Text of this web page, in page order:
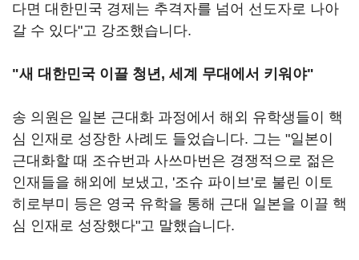
다면 대한민국 경제는 추격자를 넘어 선도자로 나아
갈 수 있다"고 강조했습니다.
"새 대한민국 이끌 청년, 세계 무대에서 키워야"
송 의원은 일본 근대화 과정에서 해외 유학생들이 핵
심 인재로 성장한 사례도 들었습니다. 그는 "일본이
근대화할 때 조슈번과 사쓰마번은 경쟁적으로 젊은
인재들을 해외에 보냈고, '조슈 파이브'로 불린 이토
히로부미 등은 영국 유학을 통해 근대 일본을 이끌 핵
심 인재로 성장했다"고 말했습니다.